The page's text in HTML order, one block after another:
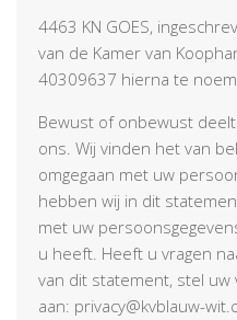
4463 KN GOES,
van de Kamer van
40309637 hierna te
Bewust of onbewust
ons. Wij vinden het van
omgegaan met uw
hebben wij in dit
met uw
u heeft. Heeft u vragen
van dit statement, stel uw
aan: privacy@kvblauw-